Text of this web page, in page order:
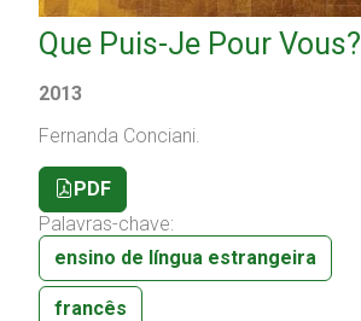
Que Puis-Je Pour Vous?
2013
Fernanda Conciani.
PDF
Palavras-chave:
ensino de língua estrangeira
francês